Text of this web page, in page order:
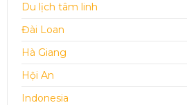
Du lịch tâm linh
Đài Loan
Hà Giang
Hội An
Indonesia